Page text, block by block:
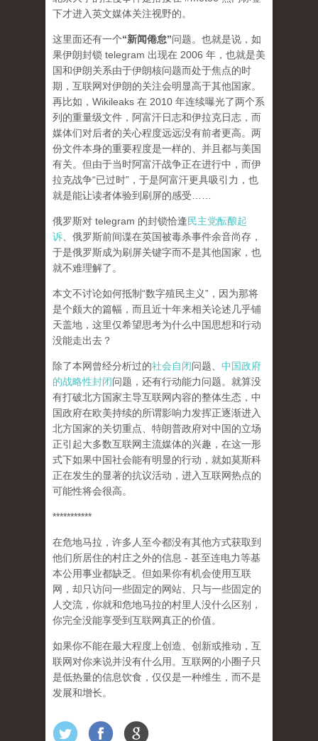
下才进入英文媒体关注视野的。
这里面还有一个“新闻倦怠”问题。也就是说，如
果伊朗封锁 telegram 出现在 2006 年，也就是美
国和伊朗关系由于伊朗核问题而处于焦点的时
期，互联网对伊朗的关注会明显高于其他国家。
再比如，Wikileaks 在 2010 年连续曝光了两个系
列的重量级文件，阿富汗日志和伊拉克日志，而
媒体们对后者的关心程度远远没有前者更高。两
份文件本身的重要程度是一样的、并且都与美国
有关。但由于当时阿富汗战争正在进行中，而伊
拉克战争“已过时”，于是阿富汗更具吸引力，也
就是能让读者体验到刷屏的感受……
俄罗斯对 telegram 的封锁恰逢民主党酝酿起
诉 、俄罗斯前间谍在英国被毒杀事件余音尚存，
于是俄罗斯成为刷屏关键字而不是其他国家，也
就不难理解了。
本文不讨论如何抵制“数字殖民主义”，因为那将
是个颇大的篇幅，而且近十年来相关论述几乎铺
天盖地，这里仅希望思考为什么中国思想和行动
没能走出去？
除了本网曾经分析过的社会自闭问题、 中国政府
的战略性封闭问题，还有行动能力问题。就算没
有打破北方国家主导互联网内容的整体生态，中
国政府在欧美持续的所谓影响力发挥正逐渐进入
北方国家的关切重点、特朗普政府对中国的立场
正引起大多数互联网主流媒体的兴趣，在这一形
式下如果中国社会能有明显的行动，就如莫斯科
正在发生的显著的抗议活动，进入互联网热点的
可能性将会很高。
***********
在危地马拉，许多人至今都没有其他方式获取到
他们所居住的村庄之外的信息 - 甚至连电力等基
本公用事业都缺乏。但如果你有机会使用互联
网，却只访问一些固定的网站、只与一些固定的
人交流，你就和危地马拉的村里人没什么区别，
你完全没能享受到互联网真正的价值。
如果你不能在最大程度上创造、创新或推动，互
联网对你来说并没有什么用。互联网的小圈子只
是低热量的信息饮食，仅仅是一种维生，而不是
发展和增长。